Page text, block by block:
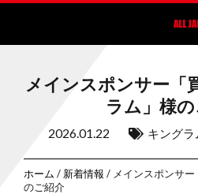
メインスポンサー「
ラム」様
2026.01.22 キングラ
ホーム / 新着情報 / メインスポンサ
のご紹介